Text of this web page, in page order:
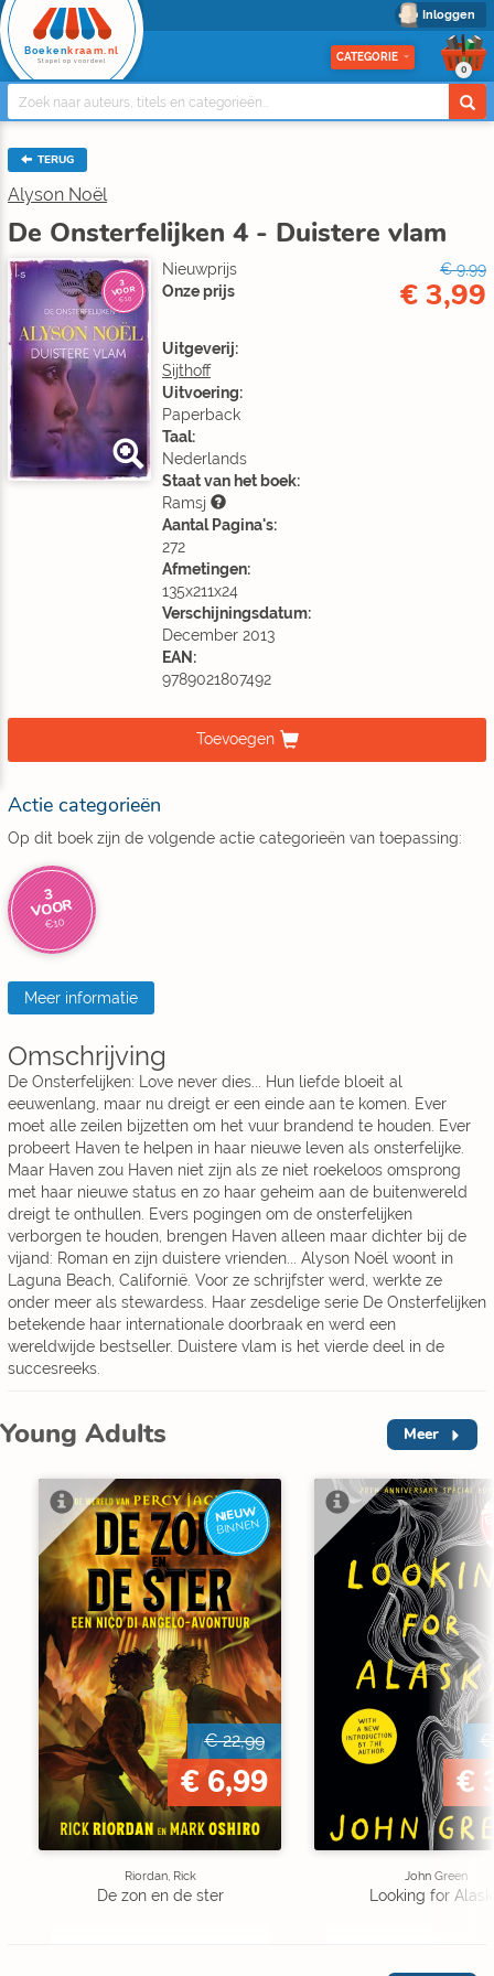
Inloggen
Boeken kraam.nl
Stapel op voordeel CATEGORIE
0
TERUG
Alyson Noël
De Onsterfelijken 4 - Duistere vlam
3
VOOR
€10
Nieuwprijs
€ 9,99
Onze prijs
€ 3,99
Uitgeverij:
Sijthoff
Uitvoering:
Paperback
Taal:
Nederlands
Staat van het boek:
Ramsj
Aantal Pagina's:
272
Afmetingen:
135x211x24
Verschijningsdatum:
December 2013
EAN:
9789021807492
Toevoegen
Actie categorieën
Op dit boek zijn de volgende actie categorieën van toepassing:
3
VOOR
€10
Meer informatie
Omschrijving
De Onsterfelijken: Love never dies... Hun liefde bloeit al
eeuwenlang, maar nu dreigt er een einde aan te komen. Ever
moet alle zeilen bijzetten om het vuur brandend te houden. Ever
probeert Haven te helpen in haar nieuwe leven als onsterfelijke.
Maar Haven zou Haven niet zijn als ze niet roekeloos omsprong
met haar nieuwe status en zo haar geheim aan de buitenwereld
dreigt te onthullen. Evers pogingen om de onsterfelijken
verborgen te houden, brengen Haven alleen maar dichter bij de
vijand: Roman en zijn duistere vrienden... Alyson Noël woont in
Laguna Beach, Californië. Voor ze schrijfster werd, werkte ze
onder meer als stewardess. Haar zesdelige serie De Onsterfelijken
betekende haar internationale doorbraak en werd een
wereldwijde bestseller. Duistere vlam is het vierde deel in de
succesreeks.
Young Adults Meer
NIEUW
BINNEN
€ 22,99
€ 6,99
Riordan, Rick
De zon en de ster
€
€
John Green
Looking for